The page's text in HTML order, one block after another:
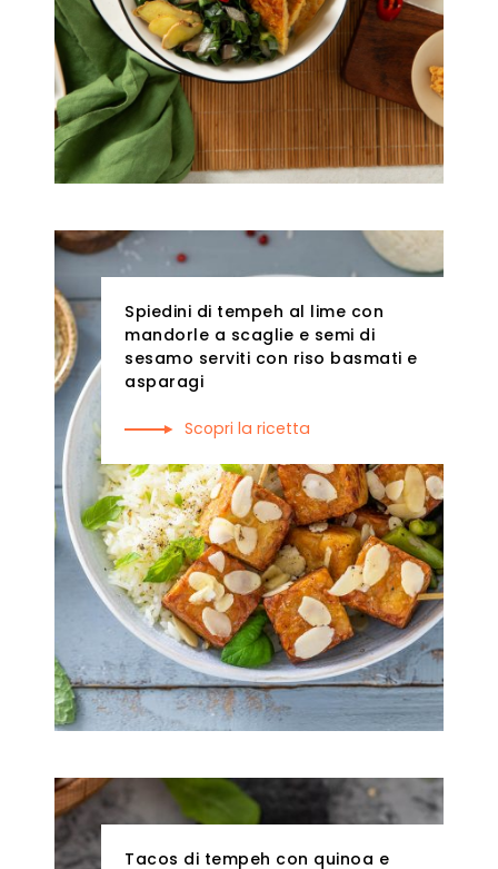
Spiedini di tempeh al lime con
mandorle a scaglie e semi di
sesamo serviti con riso basmati e
asparagi
Scopri la ricetta
Tacos di tempeh con quinoa e